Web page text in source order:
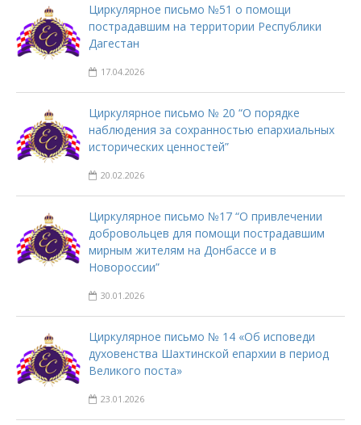
Циркулярное письмо №51 о помощи
пострадавшим на территории Республики
Дагестан
17.04.2026
Циркулярное письмо № 20 “О порядке
наблюдения за сохранностью епархиальных
исторических ценностей”
20.02.2026
Циркулярное письмо №17 “О привлечении
добровольцев для помощи пострадавшим
мирным жителям на Донбассе и в
Новороссии”
30.01.2026
Циркулярное письмо № 14 «Об исповеди
духовенства Шахтинской епархии в период
Великого поста»
23.01.2026